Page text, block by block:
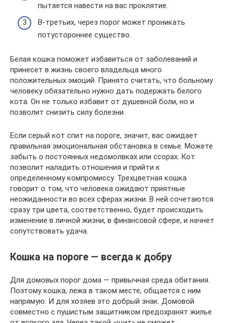
пытается навести на вас проклятие.
В-третьих, через порог может проникать
потустороннее существо.
Белая кошка поможет избавиться от заболеваний и
принесет в жизнь своего владельца много
положительных эмоций. Принято считать, что больному
человеку обязательно нужно дать подержать белого
кота. Он не только избавит от душевной боли, но и
позволит снизить силу болезни.
Если серый кот спит на пороге, значит, вас ожидает
правильная эмоциональная обстановка в семье. Можете
забыть о постоянных недомолвках или ссорах. Кот
позволит наладить отношения и прийти к
определенному компромиссу. Трехцветная кошка
говорит о том, что человека ожидают приятные
неожиданности во всех сферах жизни. В ней сочетаются
сразу три цвета, соответственно, будет происходить
изменение в личной жизни, в финансовой сфере, и начнет
сопутствовать удача.
Кошка на пороге — всегда к добру
Для домовых порог дома — привычная среда обитания.
Поэтому кошка, лежа в таком месте, общается с ним
напрямую. И для хозяев это добрый знак. Домовой
совместно с пушистым защитником предохранят жилье